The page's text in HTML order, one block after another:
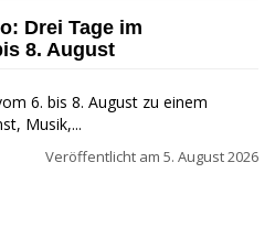
Drei Tage im
8. August
6. bis 8. August zu einem
Musik,...
Veröffentlicht am 5. August 2026